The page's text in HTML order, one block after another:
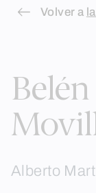
Skip
Volver a
Alberto